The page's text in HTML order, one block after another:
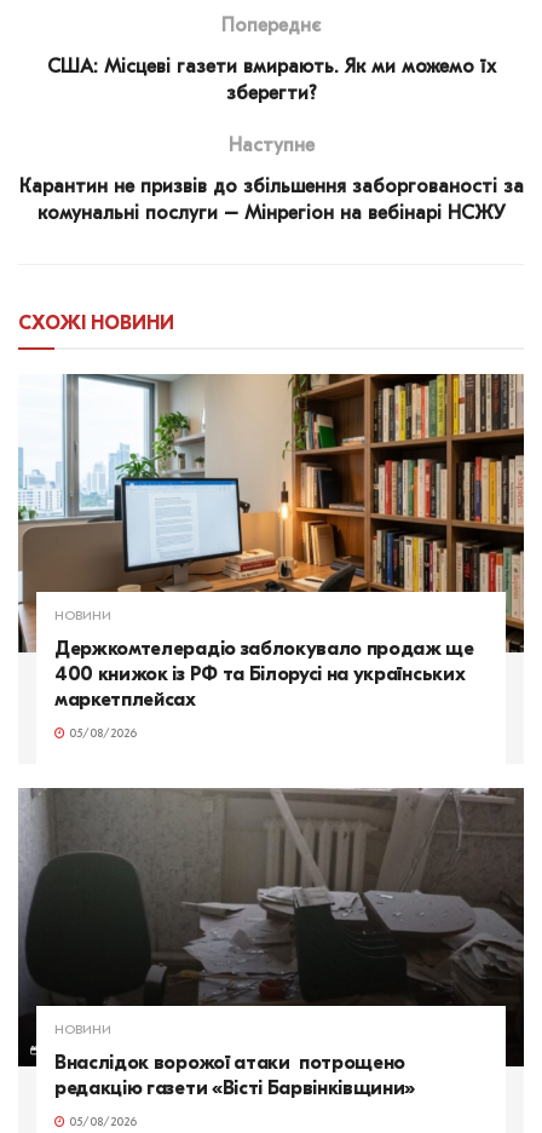
Попереднє
США: Місцеві газети вмирають. Як ми можемо їх
зберегти?
Наступне
Карантин не призвів до збільшення заборгованості за
комунальні послуги – Мінрегіон на вебінарі НСЖУ
СХОЖІ НОВИНИ
НОВИНИ
Держкомтелерадіо заблокувало продаж ще
400 книжок із РФ та Білорусі на українських
маркетплейсах
05/08/2026
НОВИНИ
Внаслідок ворожої атаки потрощено
редакцію газети «Вісті Барвінківщини»
05/08/2026